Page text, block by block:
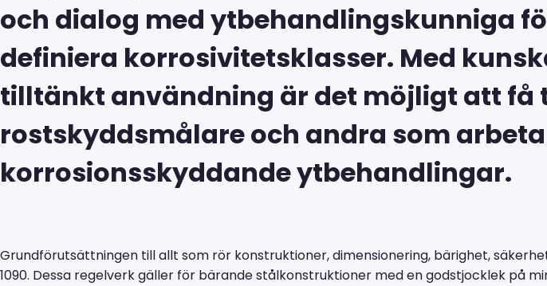
och dialog med ytbehandlingskunniga
definiera korrosivitetsklasser. Med
tilltänkt användning är det möjligt att
rostskyddsmålare och andra som
korrosionsskyddande ytbehandlingar.
Grundförutsättningen till allt som rör konstruktioner, dimensionering, bärighet,
1090. Dessa regelverk gäller för bärande stålkonstruktioner med en godstjocklek på